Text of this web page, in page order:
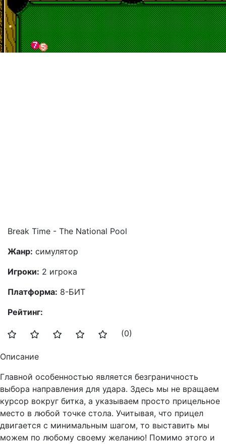
Break Time - The National Pool
Жанр: симулятор
Игроки: 2 игрока
Платформа: 8-БИТ
Рейтинг:
(0)
Описание
Главной особенностью является безграничность
выбора направления для удара. Здесь мы не вращаем
курсор вокруг битка, а указываем просто прицельное
место в любой точке стола. Учитывая, что прицел
двигается с минимальным шагом, то выставить мы
можем по любому своему желанию! Помимо этого и